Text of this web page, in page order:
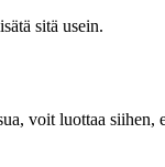
sitä usein.
voit luottaa siihen,